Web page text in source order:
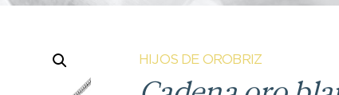
HIJOS DE OROBRIZ